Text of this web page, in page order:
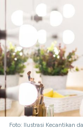
Foto: Ilustrasi Kecantikan